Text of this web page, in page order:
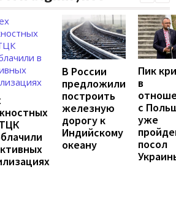
В России
предложили
построить
железную
дорогу к
Индийскому
океану
Пик
в
с
уже
посол